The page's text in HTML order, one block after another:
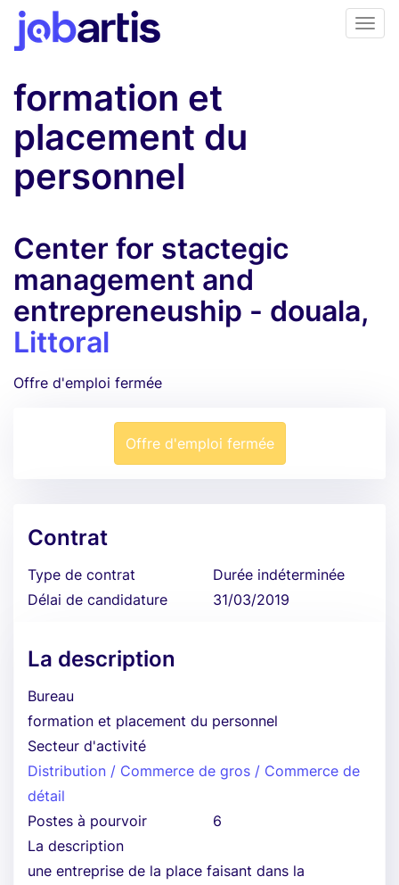
formation et
placement du
personnel
Center for stactegic
management and
entrepreneuship - douala,
Littoral
Offre d'emploi fermée
Offre d'emploi fermée
Contrat
Type de contrat
Durée indéterminée
Délai de candidature
31/03/2019
La description
Bureau
formation et placement du personnel
Secteur d'activité
Distribution / Commerce de gros / Commerce de
détail
Postes à pourvoir
6
La description
une entreprise de la place faisant dans la